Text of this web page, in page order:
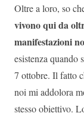
Oltre a loro, so
vivono qui da
manifestazioni
esistenza quando
7 ottobre. Il fatto
noi mi addolora
stesso obiettivo.